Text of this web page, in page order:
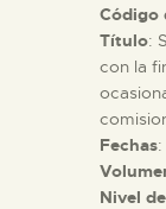
Código
Título:
con la
Fechas
Nivel